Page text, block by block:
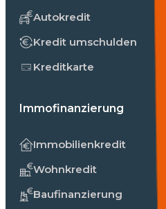
Autokredit
Kredit umschulden
Kreditkarte
Immofinanzierung
Immobilienkredit
Wohnkredit
Baufinanzierung